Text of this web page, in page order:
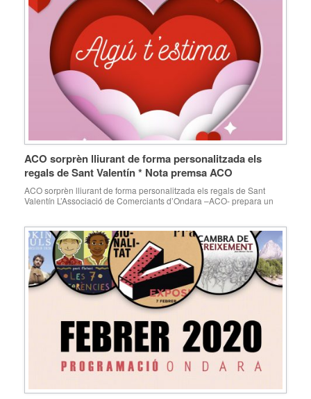
ACO sorprèn lliurant de forma personalitzada els
regals de Sant Valentín * Nota premsa ACO
ACO sorprèn lliurant de forma personalitzada els regals de Sant
Valentín L’Associació de Comerciants d’Ondara –ACO- prepara un
persones destinatàries el divendres 14 de febrer de forma original i
amb una targeta […]